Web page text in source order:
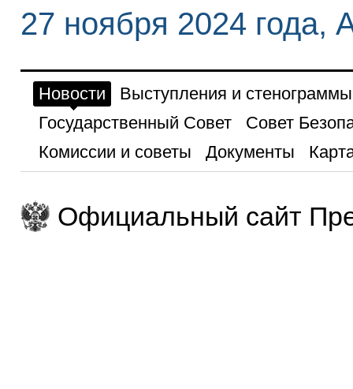
27 ноября 2024 года,
Новости
Выступления и стенограммы
Государственный Совет
Совет
Комиссии и советы
Документы
Официальный сайт